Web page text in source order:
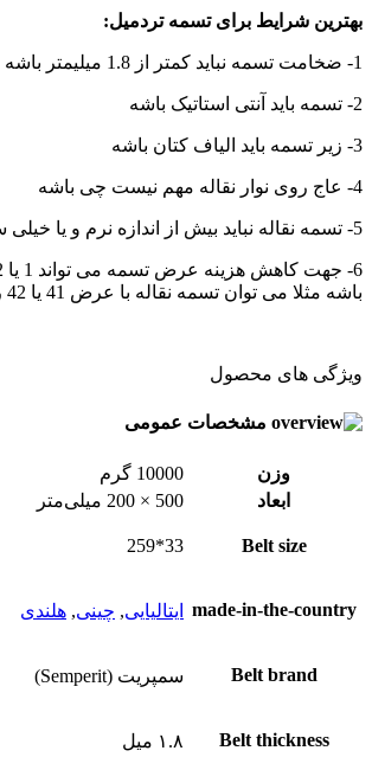
بهترین شرایط برای تسمه تردمیل:
1- ضخامت تسمه نباید کمتر از 1.8 میلیمتر باشه
2- تسمه باید آنتی استاتیک باشه
3- زیر تسمه باید الیاف کتان باشه
4- عاج روی نوار نقاله مهم نیست چی باشه
5- تسمه نقاله نباید بیش از اندازه نرم و یا خیلی سفت باشه
باشه مثلا می توان تسمه نقاله با عرض 41 یا 42 را 40 نصب کرد.
ویژگی های محصول
مشخصات عمومی
وزن
10000 گرم
ابعاد
500 × 200 میلی‌متر
Belt size
33*259
made-in-the-country ایتالیایی, چینی, هلندی
Belt brand سمپریت (Semperit)
Belt thickness ۱.۸ میل